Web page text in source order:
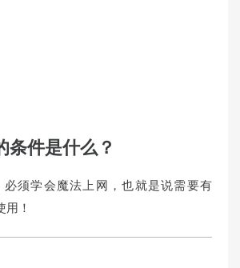
条件是什么？
必须学会魔法上网，也就是说需要有
！